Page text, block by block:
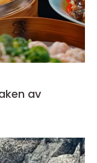
av